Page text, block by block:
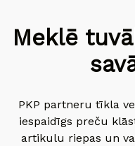
Meklē
PKP partneru tīkla
iespaidīgs preču
artikulu riepas un